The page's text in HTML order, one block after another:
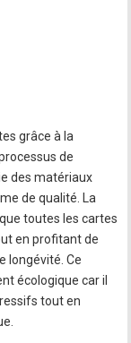
grâce à la
de
des matériaux
de qualité. La
toutes les cartes
en profitant de
longévité. Ce
écologique car il
tout en